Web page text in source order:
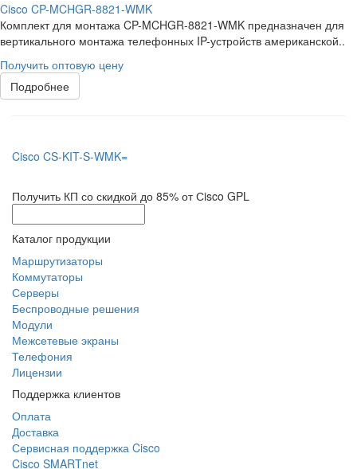
Cisco CP-MCHGR-8821-WMK
Комплект для монтажа CP-MCHGR-8821-WMK предназначен для
вертикального монтажа телефонных IP-устройств американской..
Получить оптовую цену
Подробнее
Cisco CS-KIT-S-WMK=
Получить КП со скидкой до 85% от Сisco GPL
Каталог продукции
Маршрутизаторы
Коммутаторы
Серверы
Беспроводные решения
Модули
Межсетевые экраны
Телефония
Лицензии
Поддержка клиентов
Оплата
Доставка
Сервисная поддержка Cisco
Cisco SMARTnet